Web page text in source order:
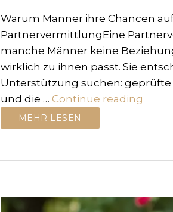
Warum Männer ihre Chancen
PartnervermittlungEine
manche Männer keine
wirklich zu ihnen passt. Sie
Unterstützung suchen:
und die … Continue reading
MEHR LESEN